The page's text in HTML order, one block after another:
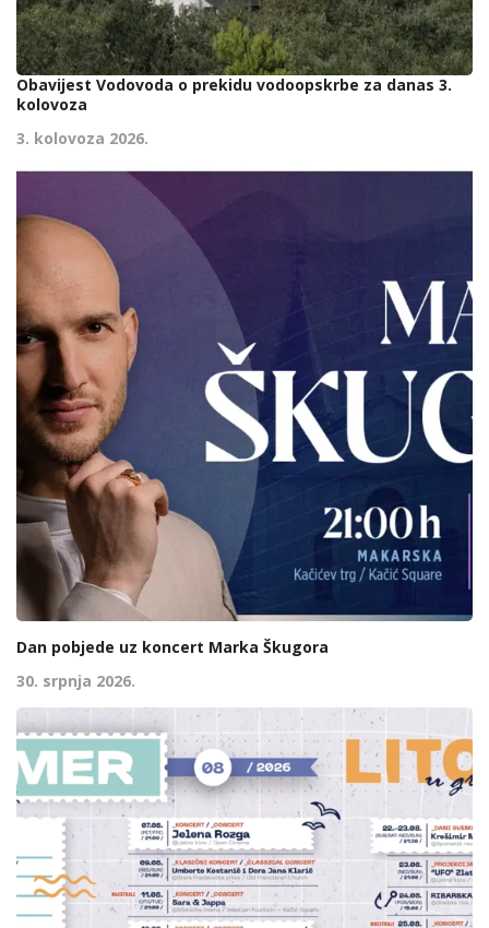
Obavijest Vodovoda o prekidu vodoopskrbe za danas 3.
kolovoza
3. kolovoza 2026.
Dan pobjede uz koncert Marka Škugora
30. srpnja 2026.